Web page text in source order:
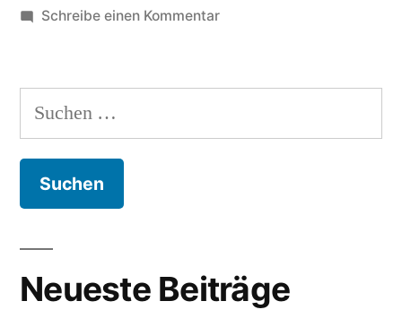
Schreibe einen Kommentarzu
Hintergründe
Song
the
Suchen
nach:
Neueste Beiträge